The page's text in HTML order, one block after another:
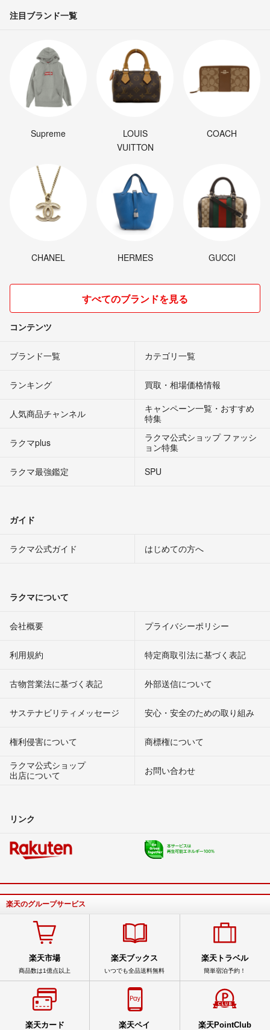
注目ブランド一覧
Supreme
LOUIS
VUITTON
COACH
CHANEL HERMES GUCCI
すべてのブランドを見る
コンテンツ
ブランド一覧 カテゴリ一覧
ランキング 買取・相場価格情報
人気商品チャンネル
キャンペーン一覧・おすすめ
特集
ラクマplus
ラクマ公式ショップ ファッシ
ョン特集
ラクマ最強鑑定
SPU
ガイド
ラクマ公式ガイド はじめての方へ
ラクマについて
会社概要 プライバシーポリシー
利用規約 特定商取引法に基づく表記
古物営業法に基づく表記 外部送信について
サステナビリティメッセージ 安心・安全のための取り組み
権利侵害について
商標権について
ラクマ公式ショップ
出店について
お問い合わせ
リンク
楽天のグループサービス
楽天市場
商品数は1億点以上
楽天ブックス
いつでも全品送料無料
楽天トラベル
簡単宿泊予約！
楽天カード 楽天ペイ 楽天PointClub